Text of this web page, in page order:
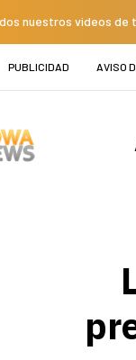
nuestros videos de
PUBLICIDAD AVISO